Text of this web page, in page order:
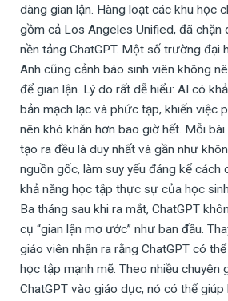
dàng gian lận. Hàng loạt các khu học
gồm cả Los Angeles Unified, đã chặn
nền tảng ChatGPT. Một số trường đại
Anh cũng cảnh báo sinh viên không
để gian lận. Lý do rất dễ hiểu: AI có
bản mạch lạc và phức tạp, khiến việc
nên khó khăn hơn bao giờ hết. Mỗi bài
tạo ra đều là duy nhất và gần như
nguồn gốc, làm suy yếu đáng kể cách
khả năng học tập thực sự của học
Ba tháng sau khi ra mắt, ChatGPT
cụ “gian lận mơ ước” như ban đầu.
giáo viên nhận ra rằng ChatGPT có
học tập mạnh mẽ. Theo nhiều chuyên
ChatGPT vào giáo dục, nó có thể